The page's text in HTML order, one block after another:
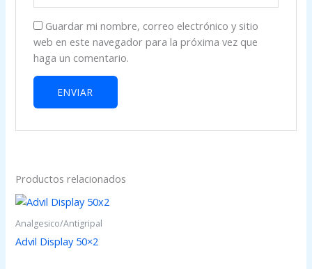
Guardar mi nombre, correo electrónico y sitio
web en este navegador para la próxima vez que
haga un comentario.
Productos relacionados
Analgesico/Antigripal
Advil Display 50×2